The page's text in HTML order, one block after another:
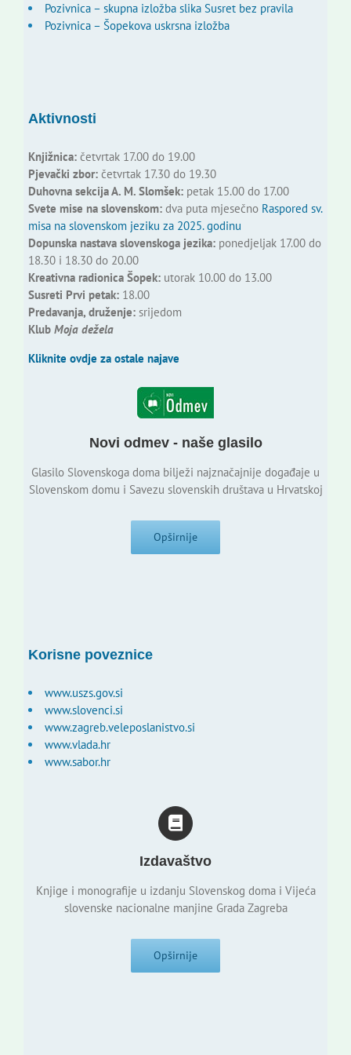
Pozivnica – skupna izložba slika Susret bez pravila
Pozivnica – Šopekova uskrsna izložba
Aktivnosti
Knjižnica:četvrtak 17.00 do 19.00
Pjevački zbor:četvrtak 17.30 do 19.30
Duhovna sekcija A. M. Slomšek:petak 15.00 do 17.00
Svete mise na slovenskom:dva puta mjesečno Raspored sv.
misa na slovenskom jeziku za 2025. godinu
Dopunska nastava slovenskoga jezika:ponedjeljak 17.00 do
18.30 i 18.30 do 20.00
Kreativna radionica Šopek:utorak 10.00 do 13.00
Susreti Prvi petak:18.00
Predavanja, druženje:srijedom
Klub Moja dežela
Kliknite ovdje za ostale najave
Novi odmev - naše glasilo
Glasilo Slovenskoga doma bilježi najznačajnije događaje u
Slovenskom domu i Savezu slovenskih društava u Hrvatskoj
Opširnije
Korisne poveznice
www.uszs.gov.si
www.slovenci.si
www.zagreb.veleposlanistvo.si
www.vlada.hr
www.sabor.hr
Izdavaštvo
Knjige i monografije u izdanju Slovenskog doma i Vijeća
slovenske nacionalne manjine Grada Zagreba
Opširnije